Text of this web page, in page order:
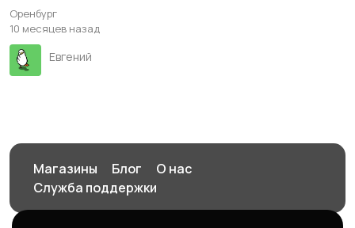
Оренбург
10 месяцев назад
Евгений
Магазины Блог
О нас
Служба поддержки